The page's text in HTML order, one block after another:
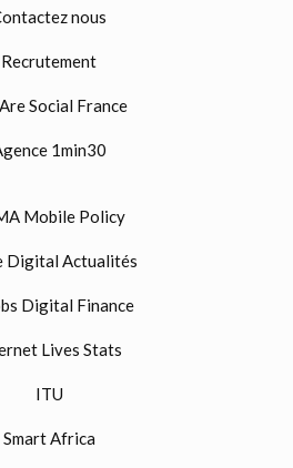
nous
Recrutement
Social France
1min30
Mobile Policy
Digital Actualités
Digital Finance
Lives Stats
ITU
Smart Africa